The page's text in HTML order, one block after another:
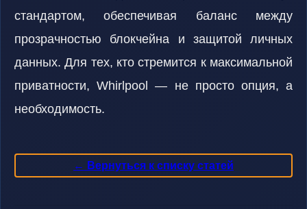
стандартом, обеспечивая баланс между
прозрачностью блокчейна и защитой личных
данных. Для тех, кто стремится к максимальной
приватности, Whirlpool — не просто опция, а
необходимость.
← Вернуться к списку статей